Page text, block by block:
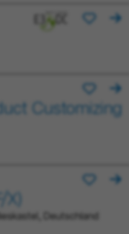
Customizing
Deutschland